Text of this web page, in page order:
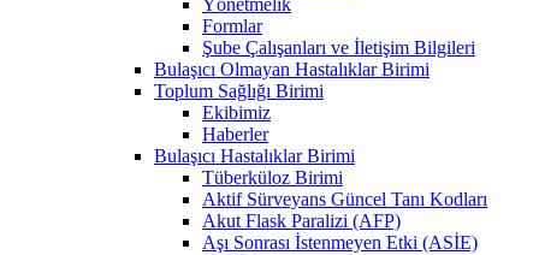
Formlar
Şube Çalışanları ve İletişim Bilgileri
Bulaşıcı Olmayan Hastalıklar Birimi
Toplum Sağlığı Birimi
Ekibimiz
Haberler
Bulaşıcı Hastalıklar Birimi
Tüberküloz Birimi
Aktif Sürveyans Güncel Tanı Kodları
Akut Flask Paralizi (AFP)
Aşı Sonrası İstenmeyen Etki (ASİE)